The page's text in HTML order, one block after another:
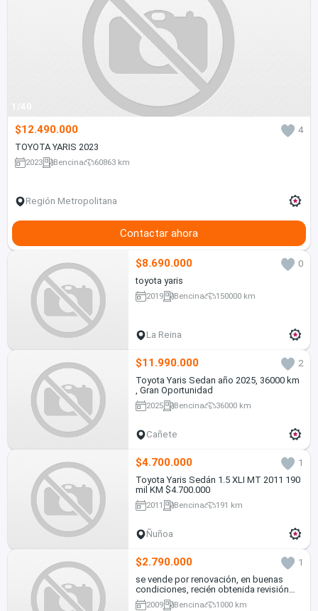
1/40
$12.490.000
4
TOYOTA YARIS 2023
2023 Bencina 60863 km
Región Metropolitana
Contactar ahora
$8.690.000
0
toyota yaris
2019 Bencina 150000 km
La Reina
$11.990.000
2
Toyota Yaris Sedan año 2025, 36000 km
, Gran Oportunidad
2025 Bencina 36000 km
Cañete
$4.700.000
1
Toyota Yaris Sedán 1.5 XLI MT 2011 190
mil KM $4.700.000
2011 Bencina 191 km
Ñuñoa
$2.790.000
1
se vende por renovación, en buenas
condiciones, recién obtenida revisión
técnica
2009 Bencina 1000 km